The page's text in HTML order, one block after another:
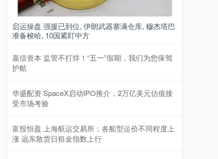
启运操盘 强援已到位, 伊朗武器塞满仓库, 穆杰塔巴
准备梭哈, 10国紧盯中方
嘉信资本 监管不打烊！“五一”假期，我们为您保驾
护航
华盛配资 SpaceX启动IPO推介，2万亿美元估值接
受市场考验
富投恒盈 上海航运交易所：各船型运价不同程度上
涨 远东散货日租金指数上行